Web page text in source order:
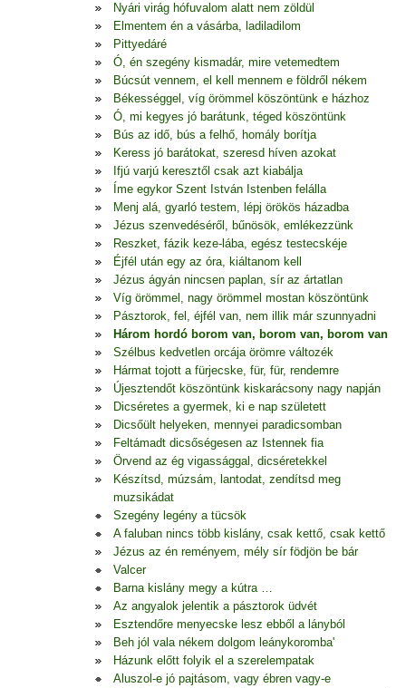
Nyári virág hófuvalom alatt nem zöldül
Elmentem én a vásárba, ladiladilom
Pittyedáré
Ó, én szegény kismadár, mire vetemedtem
Búcsút vennem, el kell mennem e földről nékem
Békességgel, víg örömmel köszöntünk e házhoz
Ó, mi kegyes jó barátunk, téged köszöntünk
Bús az idő, bús a felhő, homály borítja
Keress jó barátokat, szeresd híven azokat
Ifjú varjú keresztől csak azt kiabálja
Íme egykor Szent István Istenben felálla
Menj alá, gyarló testem, lépj örökös házadba
Jézus szenvedéséről, bűnösök, emlékezzünk
Reszket, fázik keze-lába, egész testecskéje
Éjfél után egy az óra, kiáltanom kell
Jézus ágyán nincsen paplan, sír az ártatlan
Víg örömmel, nagy örömmel mostan köszöntünk
Pásztorok, fel, éjfél van, nem illik már szunnyadni
Három hordó borom van, borom van, borom van
Szélbus kedvetlen orcája örömre változék
Hármat tojott a fürjecske, für, für, rendemre
Újesztendőt köszöntünk kiskarácsony nagy napján
Dicséretes a gyermek, ki e nap született
Dicsőült helyeken, mennyei paradicsomban
Feltámadt dicsőségesen az Istennek fia
Örvend az ég vigassággal, dicséretekkel
Készítsd, múzsám, lantodat, zendítsd meg
muzsikádat
Szegény legény a tücsök
A faluban nincs több kislány, csak kettő, csak kettő
Jézus az én reményem, mély sír födjön be bár
Valcer
Barna kislány megy a kútra …
Az angyalok jelentik a pásztorok üdvét
Esztendőre menyecske lesz ebből a lányból
Beh jól vala nékem dolgom leánykoromba'
Házunk előtt folyik el a szerelempatak
Aluszol-e jó pajtásom, vagy ébren vagy-e